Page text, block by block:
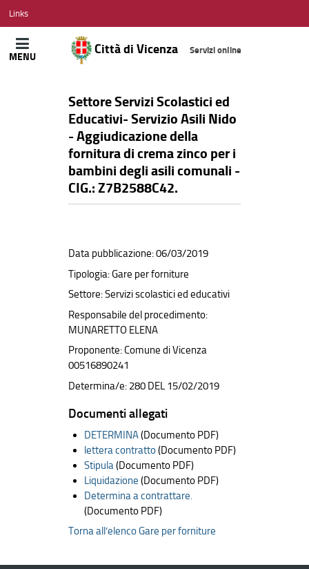
CITTÀ
DI
VICENZA
Links
Città di Vicenza Servizi online
MENU
Settore Servizi Scolastici ed
Educativi- Servizio Asili Nido
- Aggiudicazione della
fornitura di crema zinco per i
bambini degli asili comunali -
CIG.: Z7B2588C42.
Data pubblicazione: 06/03/2019
Tipologia: Gare per forniture
Settore: Servizi scolastici ed educativi
Responsabile del procedimento:
MUNARETTO ELENA
Proponente: Comune di Vicenza
00516890241
Determina/e: 280 DEL 15/02/2019
Documenti allegati
DETERMINA(Documento PDF)
lettera contratto(Documento PDF)
Stipula (Documento PDF)
Liquidazione (Documento PDF)
Determina a contrattare.
(Documento PDF)
Torna all’elenco Gare per forniture